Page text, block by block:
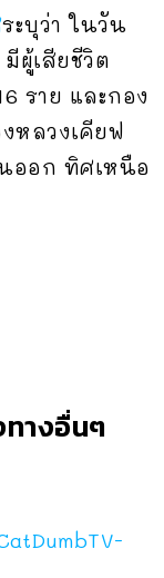
ระบุว่า ในวัน
ผู้เสียชีวิต
ราย และกอง
หลวงเคียฟ
ออก ทิศเหนือ
างอื่นๆ